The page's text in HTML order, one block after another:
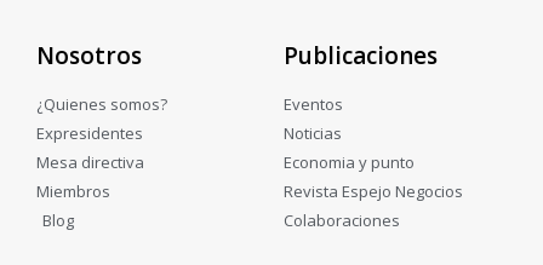
Nosotros
¿Quienes somos?
Expresidentes
Mesa directiva
Miembros
Blog
Publicaciones
Eventos
Noticias
Economia y punto
Revista Espejo Negocios
Colaboraciones